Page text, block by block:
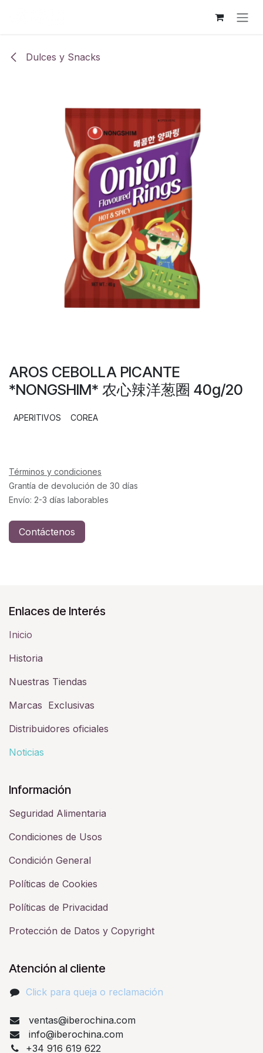
Dulces y Snacks
AROS CEBOLLA PICANTE
*NONGSHIM* 农心辣洋葱圈 40g/20
APERITIVOS COREA
Términos y condiciones
Grantía de devolución de 30 días
Envío: 2-3 días laborables
Contáctenos
Enlaces de Interés
Inicio
Historia​
Nuestras Tiendas
Marcas Exclusivas
Distribuidores oficiales
Noticias
Información
Seguridad Alimentaria
Condiciones de Usos
Condición General
Políticas de Cookies
Políticas de Privacidad
Protección de Datos y Copyright
Atención al cliente
Click para queja o reclamación​
ventas@iberochina.com
info@iberochina.com
+34 916 619 622